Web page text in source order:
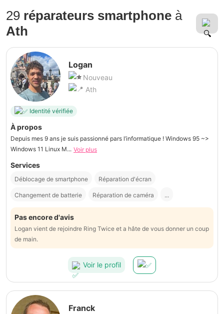
29 réparateurs smartphone à
Ath
Logan
Nouveau
Ath
Identité vérifiée
À propos
Depuis mes 9 ans je suis passionné pars l’informatique ! Windows 95 ~>
Windows 11 Linux M... Voir plus
Services
Déblocage de smartphone Réparation d'écran
Changement de batterie Réparation de caméra ...
Pas encore d'avis
Logan vient de rejoindre Ring Twice et a hâte de vous donner un coup
de main.
Voir le profil
Franck